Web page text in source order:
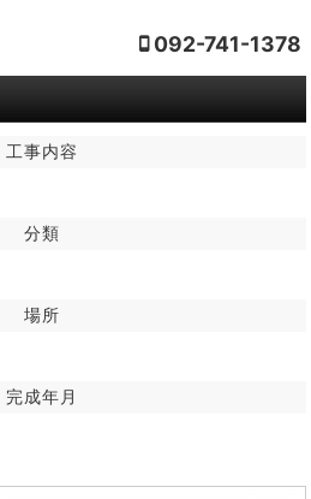
092-741-1378
工事内容
分類
場所
完成年月